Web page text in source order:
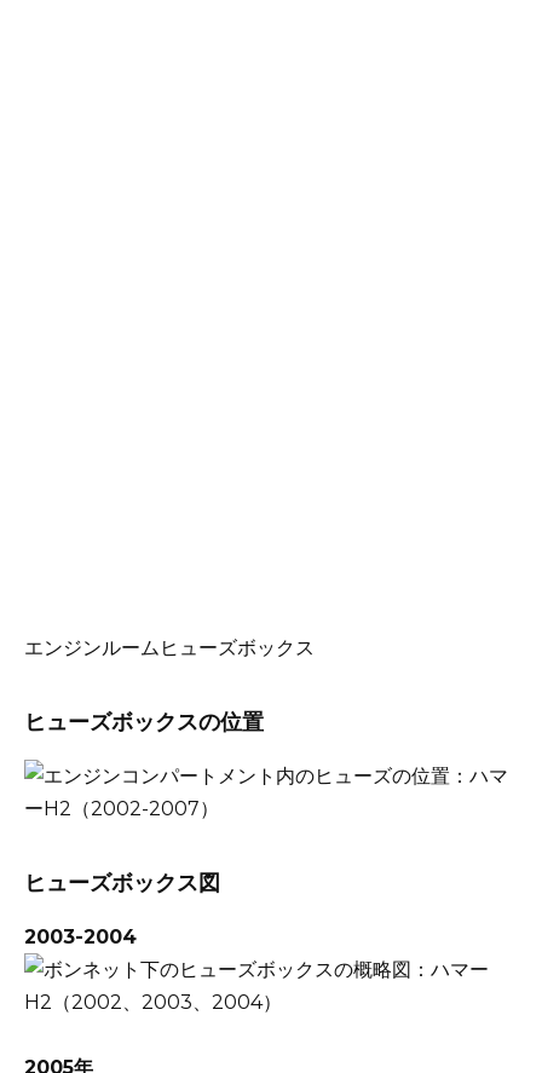
エンジンルームヒューズボックス
ヒューズボックスの位置
ヒューズボックス図
2003-2004
2005年